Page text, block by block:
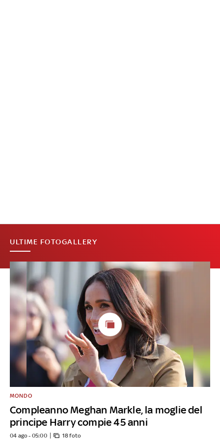
ULTIME FOTOGALLERY
Compleanno Meghan Markle, la moglie del
principe Harry compie 45 anni
MONDO
04 ago - 05:00 18 foto